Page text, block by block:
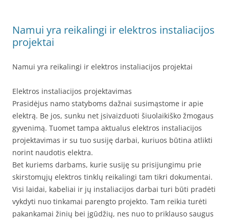
Namui yra reikalingi ir elektros instaliacijos
projektai
Namui yra reikalingi ir elektros instaliacijos projektai
Elektros instaliacijos projektavimas
Prasidėjus namo statyboms dažnai susimąstome ir apie
elektrą. Be jos, sunku net įsivaizduoti šiuolaikiško žmogaus
gyvenimą. Tuomet tampa aktualus elektros instaliacijos
projektavimas ir su tuo susiję darbai, kuriuos būtina atlikti
norint naudotis elektra.
Bet kuriems darbams, kurie susiję su prisijungimu prie
skirstomųjų elektros tinklų reikalingi tam tikri dokumentai.
Visi laidai, kabeliai ir jų instaliacijos darbai turi būti pradėti
vykdyti nuo tinkamai parengto projekto. Tam reikia turėti
pakankamai žinių bei įgūdžių, nes nuo to priklauso saugus